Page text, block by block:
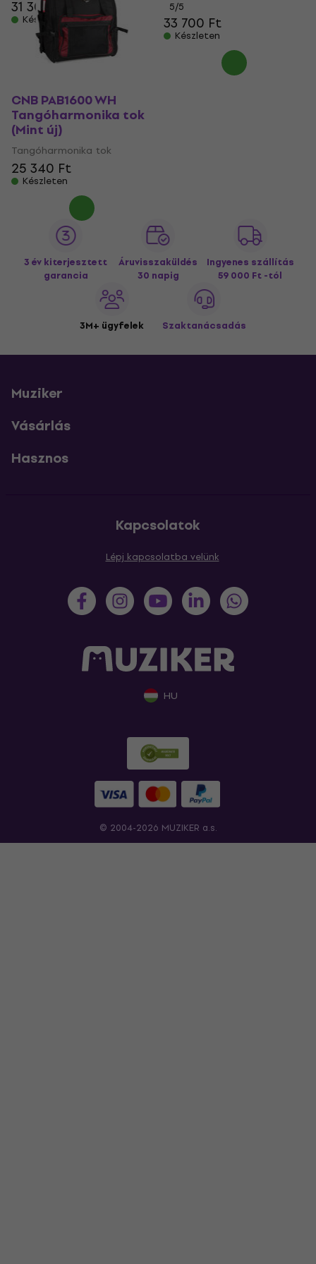
31 300 Ft
Készleten
5/5
33 700 Ft
Készleten
CNB PAB1600 WH
Tangóharmonika tok
(Mint új)
Tangóharmonika tok
25 340 Ft
Készleten
3 év kiterjesztett
garancia
Áruvisszaküldés
30 napig
Ingyenes szállítás
59 000 Ft -tól
3M+ ügyfelek Szaktanácsadás
Muziker
Vásárlás
Hasznos
Kapcsolatok
Lépj kapcsolatba velünk
HU
© 2004-2026 MUZIKER a.s.